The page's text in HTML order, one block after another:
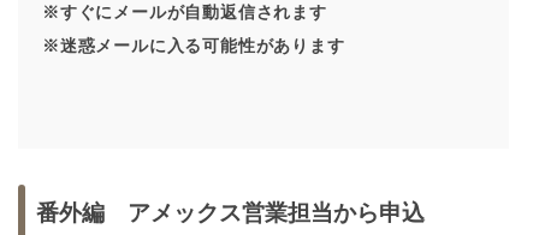
※すぐにメールが自動返信されます
※迷惑メールに入る可能性があります
番外編 アメックス営業担当から申込